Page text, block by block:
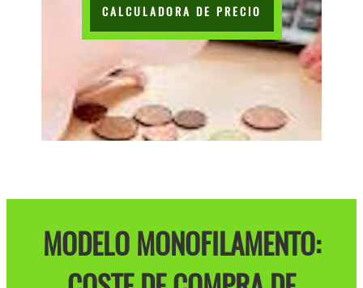
CALCULADORA DE PRECIO
MODELO MONOFILAMENTO: